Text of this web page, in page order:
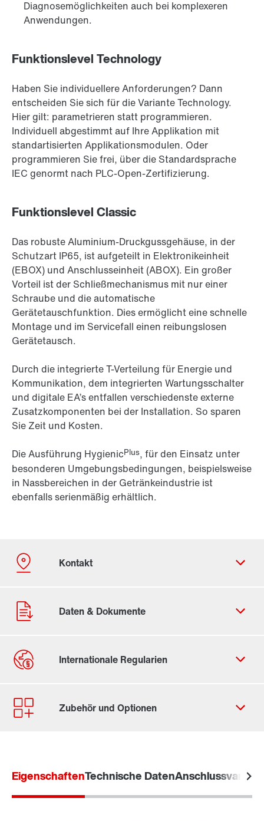
Diagnosemöglichkeiten auch bei komplexeren
Anwendungen.
Funktionslevel Technology
Haben Sie individuellere Anforderungen? Dann
entscheiden Sie sich für die Variante Technology.
Hier gilt: parametrieren statt programmieren.
Individuell abgestimmt auf Ihre Applikation mit
standartisierten Applikationsmodulen. Oder
programmieren Sie frei, über die Standardsprache
IEC genormt nach PLC-Open-Zertifizierung.
Funktionslevel Classic
Das robuste Aluminium-Druckgussgehäuse, in der
Schutzart IP65, ist aufgeteilt in Elektronikeinheit
(EBOX) und Anschlusseinheit (ABOX). Ein großer
Vorteil ist der Schließmechanismus mit nur einer
Schraube und die automatische
Gerätetauschfunktion. Dies ermöglicht eine schnelle
Montage und im Servicefall einen reibungslosen
Gerätetausch.
Durch die integrierte T-Verteilung für Energie und
Kommunikation, dem integrierten Wartungsschalter
und digitale EA’s entfallen verschiedenste externe
Zusatzkomponenten bei der Installation. So sparen
Sie Zeit und Kosten.
Die Ausführung HygienicPlus, für den Einsatz unter
besonderen Umgebungsbedingungen, beispielsweise
in Nassbereichen in der Getränkeindustrie ist
ebenfalls serienmäßig erhältlich.
Kontaktformular
Standorte/Kontakt weltweit
EigenschaftenTechnische Daten